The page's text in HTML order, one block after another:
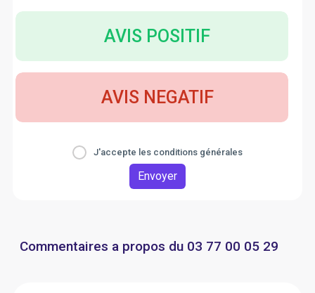
AVIS POSITIF
AVIS NEGATIF
J'accepte les conditions générales
Envoyer
Commentaires a propos du 03 77 00 05 29